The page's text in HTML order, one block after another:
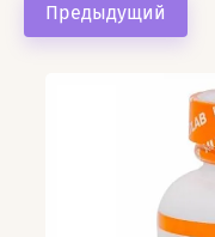
Предыдущий